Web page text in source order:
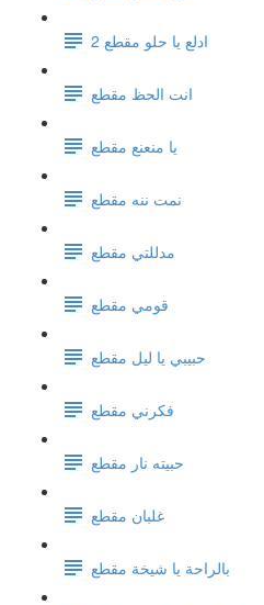
ادلع يا حلو مقطع 2
انت الحظ مقطع
يا منعنع مقطع
نمت ننه مقطع
مدللتي مقطع
قومي مقطع
حبيبي يا ليل مقطع
فكرني مقطع
حبيته نار مقطع
غلبان مقطع
بالراحة يا شيخة مقطع